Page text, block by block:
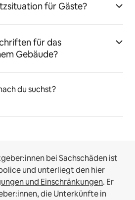
für Gäste?
für das
Gebäude?
du suchst?
bei Sachschäden ist
und unterliegt den hier
und Einschränkungen. Er
die Unterkünfte in